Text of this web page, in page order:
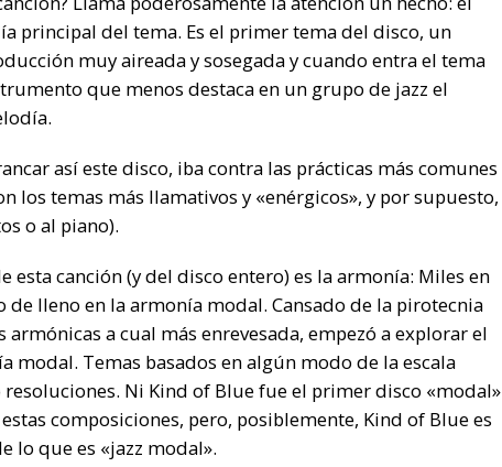
principal del tema. Es el primer tema del disco, un
muy aireada y sosegada y cuando entra el tema
que menos destaca en un grupo de jazz el
así este disco, iba contra las prácticas más comunes
los temas más llamativos y «enérgicos», y por supuesto,
o al piano).
esta canción (y del disco entero) es la armonía: Miles en
de lleno en la armonía modal. Cansado de la pirotecnia
a cual más enrevesada, empezó a explorar el
modal. Temas basados en algún modo de la escala
resoluciones. Ni Kind of Blue fue el primer disco «modal»
composiciones, pero, posiblemente, Kind of Blue es
lo que es «jazz modal».